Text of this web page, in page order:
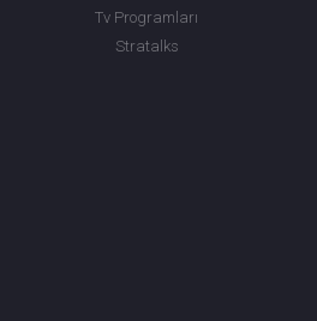
Tv Programları
Stratalks